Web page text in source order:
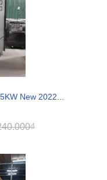
New 2022...